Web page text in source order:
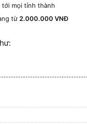
tới mọi tỉnh thành
từ 2.000.000 VNĐ